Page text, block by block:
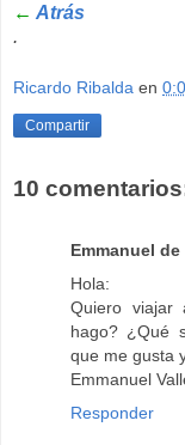
← Atrás
.
Ricardo Ribalda en
Compartir
10
Emmanuel
Hola:
Quiero viajar
hago? ¿Qué
que me gusta
Emmanuel
Responder